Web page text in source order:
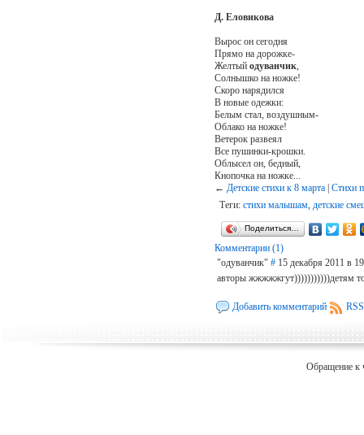
Д. Еловикова
Вырос он сегодня
Прямо на дорожке-
Желтый одуванчик,
Солнышко на ножке!
Скоро нарядился
В новые одежки:
Белым стал, воздушным-
Облако на ножке!
Ветерок развеял
Все пушинки-крошки.
Облысел он, бедный,
Кнопочка на ножке...
← Детские стихи к 8 марта| Стихи
Теги: стихи малышам, детские
Поделиться…
Комментарии (1)
"одуванчик" # 15 декабря 2011 в
авторы жжжжжгут)))))))))))детям
Добавить комментарий
Обращение к